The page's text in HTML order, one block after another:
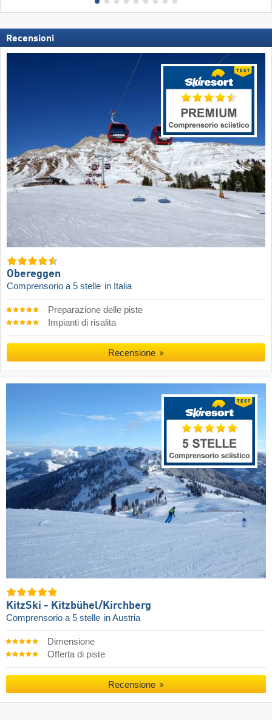
Recensioni
Obereggen
Comprensorio a 5 stelle in Italia
Preparazione delle piste
Impianti di risalita
Recensione
KitzSki - Kitzbühel/​Kirchberg
Comprensorio a 5 stelle in Austria
Dimensione
Offerta di piste
Recensione